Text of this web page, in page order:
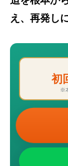
え、再発し
初
※